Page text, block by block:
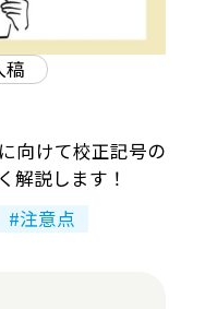
稿
向けて校正記号の
解説します！
注意点